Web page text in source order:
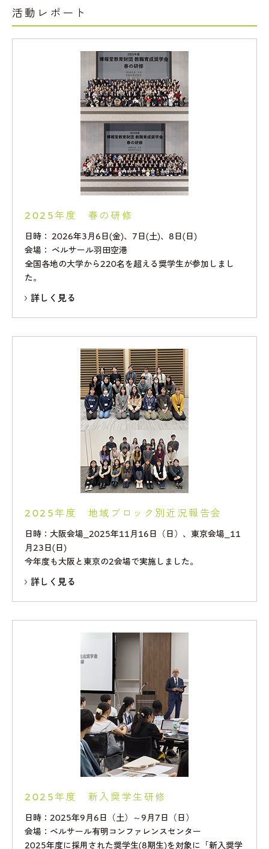
活動レポート
2025年度 春の研修
日時： 2026年3月6日(金)、7日(土)、8日(日)
会場： ベルサール羽田空港
全国各地の大学から220名を超える奨学生が参加しまし
た。
詳しく見る
2025年度 地域ブロック別近況報告会
日時：大阪会場_2025年11月16日（日）、東京会場_11
月23日(日)
今年度も大阪と東京の2会場で実施しました。
詳しく見る
2025年度 新入奨学生研修
日時：2025年9月6日（土）～9月7日（日）
会場：ベルサール有明コンファレンスセンター
2025年度に採用された奨学生(8期生)を対象に「新入奨学